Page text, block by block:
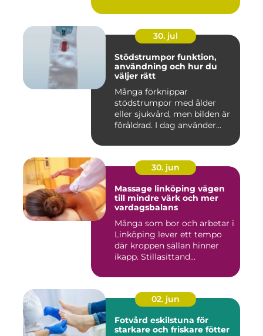
30. jul
Stödstrumpor funktion,
användning och hur du
väljer rätt
Många förknippar
stödstrumpor med ålder
eller sjukvård, men bilden är
föråldrad. I dag använder
30. jun
Massage linköping vägen
till mindre värk och mer
vardagsbalans
Många som bor och arbetar i
Linköping lever ett tempo
där kroppen sällan hinner
ikapp. Stillasittand...
02. jun
Fotvård eskilstuna för
starkare och friskare fötter